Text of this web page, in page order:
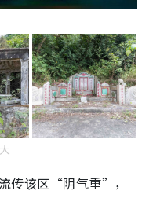
传该区“阴气重”，